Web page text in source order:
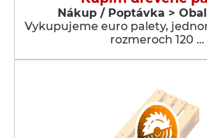
Nákup / Poptávka >
Vykupujeme euro palety,
rozmeroch 120 …